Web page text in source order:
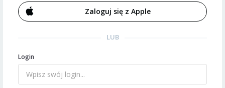
Zaloguj się z Apple
LUB
Login